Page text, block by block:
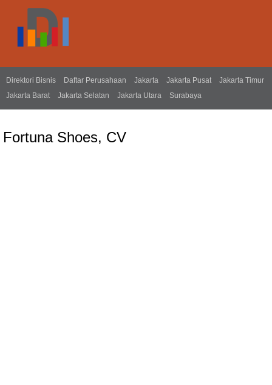
Direktori Bisnis Daftar Perusahaan Jakarta Jakarta Pusat
Jakarta Timur
Jakarta Barat
Jakarta Selatan Jakarta Utara Surabaya
Fortuna Shoes, CV